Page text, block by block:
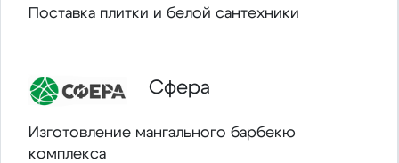
Поставка плитки и белой сантехники
Сфера
Изготовление мангального барбекю
комплекса